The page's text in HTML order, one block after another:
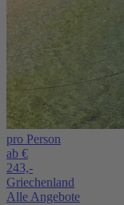
pro Person
ab €
243,-
Griechenland
Alle Angebote